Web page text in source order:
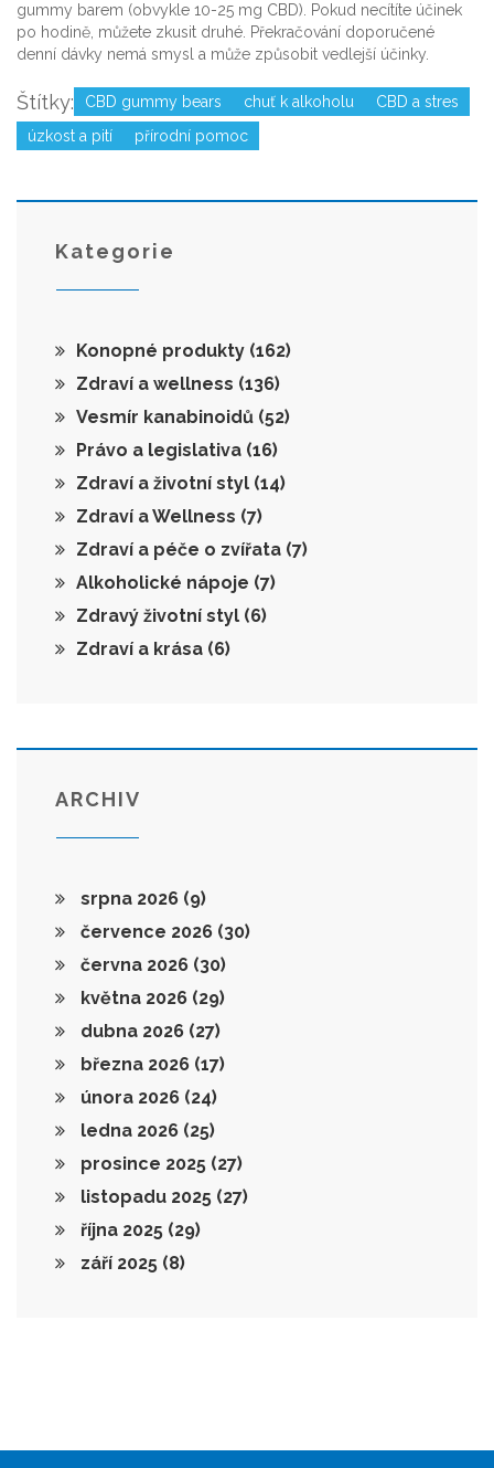
gummy barem (obvykle 10-25 mg CBD). Pokud necítíte účinek
po hodině, můžete zkusit druhé. Překračování doporučené
denní dávky nemá smysl a může způsobit vedlejší účinky.
Štítky: CBD gummy bears chuť k alkoholu
CBD a stres
úzkost a pití
přírodní pomoc
Kategorie
Konopné produkty (162)
Zdraví a wellness (136)
Vesmír kanabinoidů (52)
Právo a legislativa (16)
Zdraví a životní styl (14)
Zdraví a Wellness (7)
Zdraví a péče o zvířata (7)
Alkoholické nápoje (7)
Zdravý životní styl (6)
Zdraví a krása (6)
ARCHIV
srpna 2026 (9)
července 2026 (30)
června 2026 (30)
května 2026 (29)
dubna 2026 (27)
března 2026 (17)
února 2026 (24)
ledna 2026 (25)
prosince 2025 (27)
listopadu 2025 (27)
října 2025 (29)
září 2025 (8)